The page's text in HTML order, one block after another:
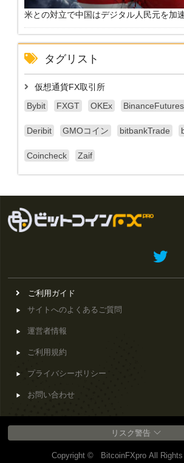
米との対立で中国はデジタル人民元を加
タグリスト
仮想通貨FX取引所
Bybit
FXGT OKEx BinanceFutures
Deribit GMOコイン bitbankTrade
Coincheck Zaif
ご利用ガイド
サイトへのよくあるご質問
運営者情報
ご利用規約
プライバシーポリシー
お問い合わせ
リスク警告
Copyright © BitcoinFXpro All Rights